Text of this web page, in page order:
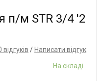
п/м STR 3/4 '2
відгуків / Написати відгук
На складі